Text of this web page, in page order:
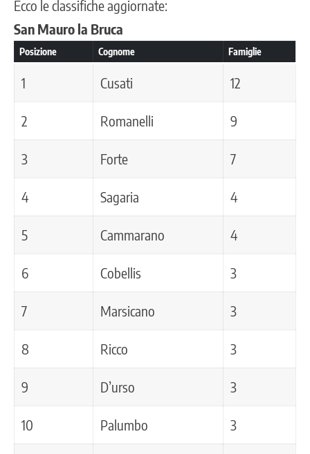
Ecco le classifiche aggiornate:
San Mauro la Bruca
Posizione Cognome Famiglie
1 Cusati 12
2 Romanelli 9
3 Forte 7
4 Sagaria 4
5 Cammarano 4
6 Cobellis 3
7 Marsicano 3
8 Ricco 3
9 D’urso 3
10 Palumbo 3